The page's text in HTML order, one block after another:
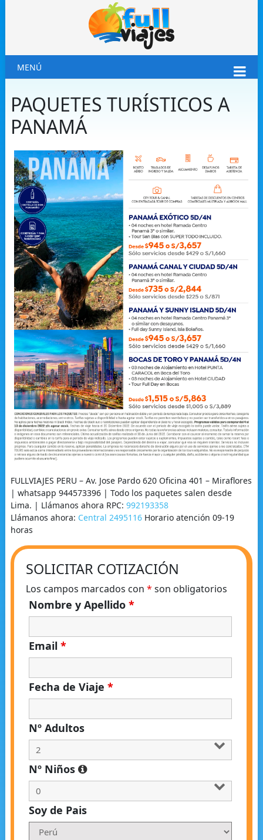
MENÚ
PAQUETES TURÍSTICOS A
PANAMÁ
FULLVIAJES PERU – Av. Jose Pardo 620 Oficina 401 – Miraflores
| whatsapp 944573396 | Todo los paquetes salen desde
Lima. | Llámanos ahora RPC: 992193358
Llámanos ahora: Central 2495116Horario atención 09-19
horas
SOLICITAR COTIZACIÓN
Los campos marcados con * son obligatorios
Nombre y Apellido *
Email *
Fecha de Viaje *
Nº Adultos
Nº Niños
Soy de Pais